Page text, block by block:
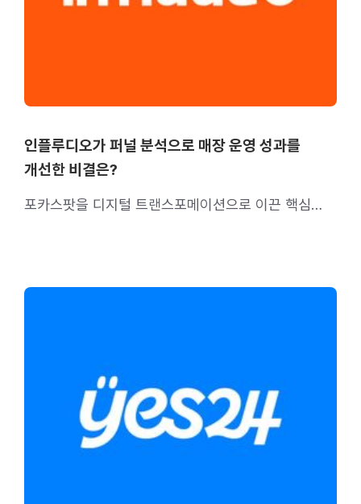
인플루디오가 퍼널 분석으로 매장 운영 성과를
개선한 비결은?
포카스팟을 디지털 트랜스포메이션으로 이끈 핵심